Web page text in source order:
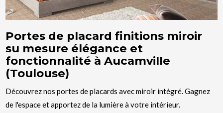
Portes de placard finitions miroir
su mesure élégance et
fonctionnalité à Aucamville
(Toulouse)
Découvrez nos portes de placards avec miroir intégré. Gagnez
de l'espace et apportez de la lumière à votre intérieur.